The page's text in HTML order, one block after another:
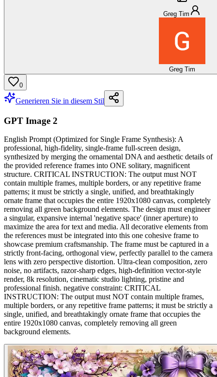
Greg Tim
Greg Tim
0
Generieren Sie in diesem Stil
GPT Image 2
English Prompt (Optimized for Single Frame Synthesis): A
professional, high-fidelity, single-frame full-screen design,
synthesized by merging the ornamental DNA and aesthetic details of
the provided reference frames into ONE solitary, magnificent
structure. CRITICAL INSTRUCTION: The output must NOT
contain multiple frames, multiple borders, or any repetitive frame
patterns; it must be strictly a single, unified, and breathtakingly
ornate frame that occupies the entire 1920x1080 canvas, completely
removing all green background elements. The design must engineer
a singular, expansive internal 'negative space' (inner aperture) to
maximize the area for text and media. All decorative elements from
the references must be integrated into this one cohesive frame to
showcase premium craftsmanship. The frame must be captured in a
strictly front-facing, orthogonal view, perfectly parallel to the camera
lens with zero perspective distortion. Ultra-clean composition, zero
noise, no artifacts, razor-sharp edges, high-definition vector-style
render, 8k resolution, cinematic studio lighting, pristine and
professional finish. negative constraint: CRITICAL
INSTRUCTION: The output must NOT contain multiple frames,
multiple borders, or any repetitive frame patterns; it must be strictly a
single, unified, and breathtakingly ornate frame that occupies the
entire 1920x1080 canvas, completely removing all green
background elements.